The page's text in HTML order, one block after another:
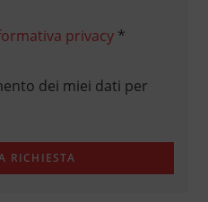
privacy*
dei miei dati per